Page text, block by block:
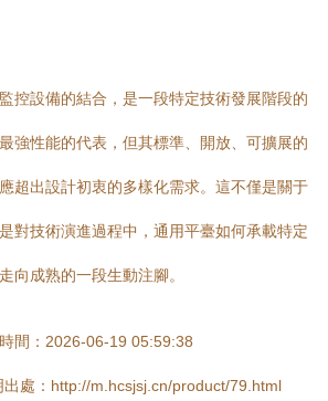
控設備的結合，是一段特定技術發展階段的
強性能的代表，但其標準、開放、可擴展的
超出設計初衷的多樣化需求。這不僅是關于
對技術演進過程中，通用平臺如何承載特定
向成熟的一段生動注腳。
間：2026-06-19 05:59:38
出處：http://m.hcsjsj.cn/product/79.html